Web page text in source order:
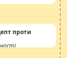
проти